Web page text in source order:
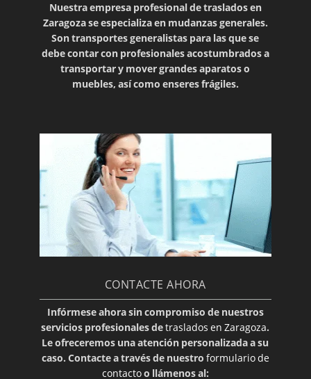
Nuestra empresa profesional de traslados en
Zaragoza se especializa en mudanzas generales.
Son transportes generalistas para las que se
debe contar con profesionales acostumbrados a
transportar y movergrandes aparatos o
muebles, así como enseres frágiles.
CONTACTE AHORA
Infórmese ahora sin compromiso de nuestros
servicios profesionales detraslados en Zaragoza.
Le ofreceremos una atención personalizada a su
caso. Contacte a través de nuestro formulario de
contactoo llámenos al: